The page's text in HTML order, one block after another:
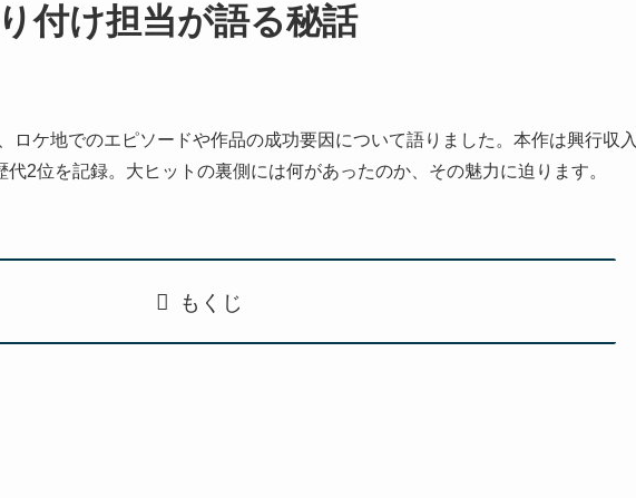
付け担当が語る秘話
ロケ地でのエピソードや作品の成功要因について語りました。本作は興行収入
2位を記録。大ヒットの裏側には何があったのか、その魅力に迫ります。
もくじ